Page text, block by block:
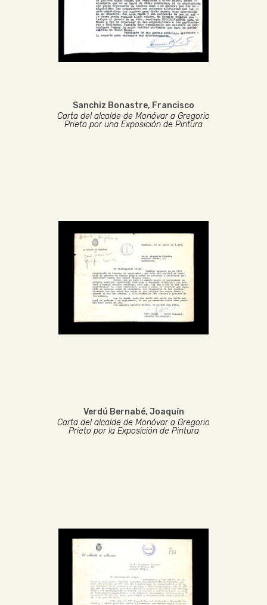
Sanchiz Bonastre, Francisco
Carta del alcalde de Monóvar a Gregorio
Prieto por una Exposición de Pintura
Verdú Bernabé, Joaquín
Carta del alcalde de Monóvar a Gregorio
Prieto por la Exposición de Pintura